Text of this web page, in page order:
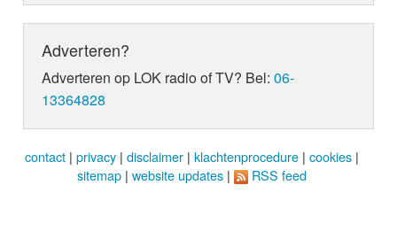
Adverteren?
Adverteren op LOK radio of TV? Bel:06-
13364828
contact | privacy | disclaimer | klachtenprocedure | cookies |
sitemap | website updates | RSS feed